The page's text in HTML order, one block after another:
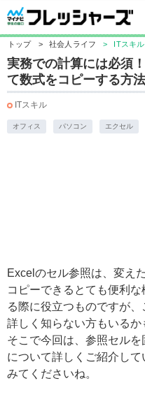
トップ > 社会人ライフ > ITスキル
実務での計算には必須
て数式をコピーする方法
ITスキル
オフィス パソコン エクセル
Excelのセル参照は、変え
コピーできるとても便利
る際に役立つものですが
詳しく知らない方もいるか
そこで今回は、参照セル
について詳しくご紹介し
みてくださいね。